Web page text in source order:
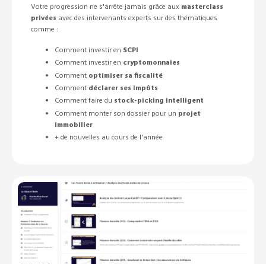
Votre progression ne s'arrête jamais grâce aux masterclass
privées avec des intervenants experts sur des thématiques
comme :
Comment investir en SCPI
Comment investir en cryptomonnaies
Comment optimiser sa fiscalité
Comment déclarer ses impôts
Comment faire du stock-picking intelligent
Comment monter son dossier pour un projet
immobilier
+ de nouvelles au cours de l'année